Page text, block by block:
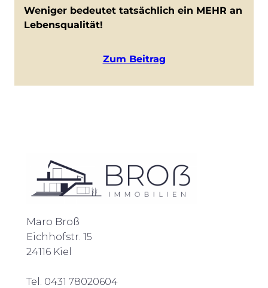
Weniger bedeutet tatsächlich ein MEHR an
Lebensqualität!
Zum Beitrag
Maro Broß
Eichhofstr. 15
24116 Kiel
Tel. 0431 78020604